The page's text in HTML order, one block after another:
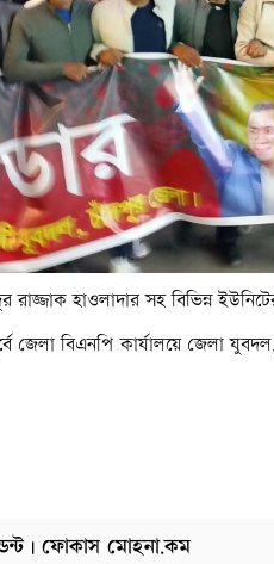
হাওলাদার সহ বিভিন্ন
জেলা বিএনপি কার্যালয়ে জেলা
| ফোকাস মোহনা.কম